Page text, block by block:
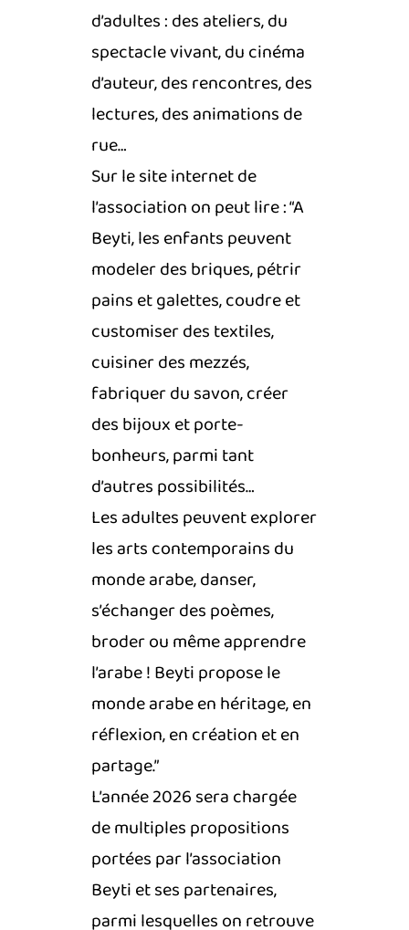
d’adultes : des ateliers, du
spectacle vivant, du cinéma
d’auteur, des rencontres, des
lectures, des animations de
rue…
Sur le site internet de
l’association on peut lire : “A
Beyti, les enfants peuvent
modeler des briques, pétrir
pains et galettes, coudre et
customiser des textiles,
cuisiner des mezzés,
fabriquer du savon, créer
des bijoux et porte-
bonheurs, parmi tant
d’autres possibilités…
Les adultes peuvent explorer
les arts contemporains du
monde arabe, danser,
s’échanger des poèmes,
broder ou même apprendre
l’arabe ! Beyti propose le
monde arabe en héritage, en
réflexion, en création et en
partage.”
L’année 2026 sera chargée
de multiples propositions
portées par l’association
Beyti et ses partenaires,
parmi lesquelles on retrouve